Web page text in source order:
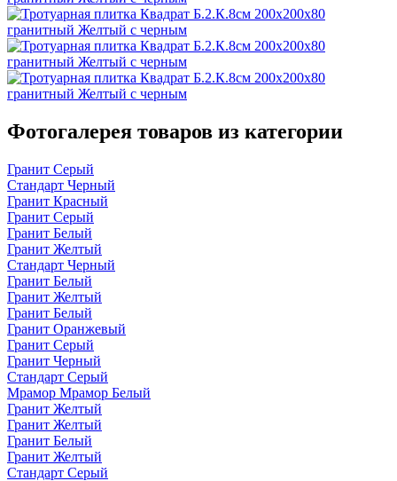
Фотогалерея товаров из категории
Гранит Серый
Стандарт Черный
Гранит Красный
Гранит Серый
Гранит Белый
Гранит Желтый
Стандарт Черный
Гранит Белый
Гранит Желтый
Гранит Белый
Гранит Оранжевый
Гранит Серый
Гранит Черный
Стандарт Серый
Мрамор Мрамор Белый
Гранит Желтый
Гранит Желтый
Гранит Белый
Гранит Желтый
Стандарт Серый